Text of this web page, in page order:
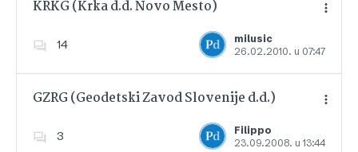
KRKG (Krka d.d. Novo Mesto)
14
milusic
26.02.2010. u 07:47
Dodajte u favorite
GZRG (Geodetski Zavod Slovenije d.d.)
3
Filippo
23.09.2008. u 13:44
Dodajte u favorite